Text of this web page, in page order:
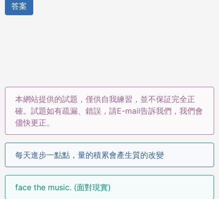
答案
本網站提供的試題，僅供自我練習，並不保証完全正
確。試題如有疏漏、錯誤，請E-mail告訴我們，我們會
儘快更正。
每天進步一點點，量的積累會產生質的改變
face the music. (面對現實)